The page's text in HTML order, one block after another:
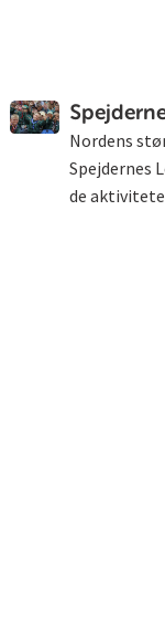
Nordens
Spejdernes
de